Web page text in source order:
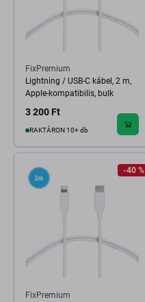
FixPremium
Lightning / USB-C kábel, 2 m,
Apple-kompatibilis, bulk
3 200 Ft
RAKTÁRON 10+ db
-40 %
FixPremium